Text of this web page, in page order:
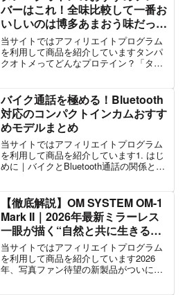
バーはこれ！全味比較して一番お
いしいのは博多あまおう味だった
話
当サイトではアフィリエイトプログラム
を利用して商品を紹介していますタンパ
クオトメってどんなプロテイン？「タン
の美容と健康のために作られたプロテイ
ンなんです。「プロテイン...
バイク通話を極める！Bluetooth
対応のコンパクトインカムおすす
めモデルまとめ
当サイトではアフィリエイトプログラム
を利用して商品を紹介しています1. はじ
めに｜バイクとBluetooth通話の関係と
せています。特に注目されているのが、
Blueto...
【徹底解説】OM SYSTEM OM-1
Mark II｜2026年最新ミラーレス
一眼が描く“自然と共に生きる写
真”
当サイトではアフィリエイトプログラム
を利用して商品を紹介しています2026
年、写真ファン待望の新製品がついに登